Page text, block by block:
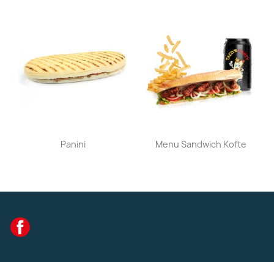
Aperçu rapide
Panini Aperçu rapide
Menu Sandwich Kofte